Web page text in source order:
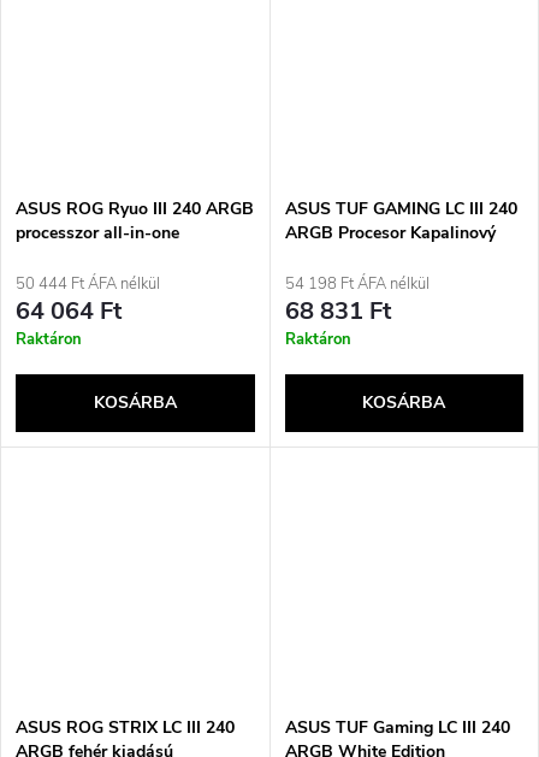
ASUS ROG Ryuo III 240 ARGB
processzor all-in-one
50 444 Ft ÁFA nélkül
64 064 Ft
Raktáron
KOSÁRBA
ASUS TUF GAMING LC III 240
ARGB Procesor Kapalinový
cm Černá
54 198 Ft ÁFA nélkül
68 831 Ft
Raktáron
KOSÁRBA
ASUS ROG STRIX LC III 240
ARGB fehér kiadású
ASUS TUF Gaming LC III 240
ARGB White Edition